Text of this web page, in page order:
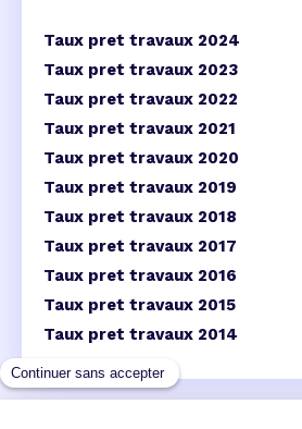
Taux pret travaux 2024
Taux pret travaux 2023
Taux pret travaux 2022
Taux pret travaux 2021
Taux pret travaux 2020
Taux pret travaux 2019
Taux pret travaux 2018
Taux pret travaux 2017
Taux pret travaux 2016
Taux pret travaux 2015
Taux pret travaux 2014